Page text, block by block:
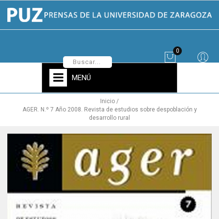
0
MENÚ
Inicio
AGER. N.º 7 Año 2008. Revista de estudios sobre despoblación y
desarrollo rural